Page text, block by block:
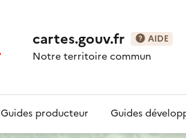
cartes.gouv.fr AIDE
Notre territoire commun
Guides producteur Guides